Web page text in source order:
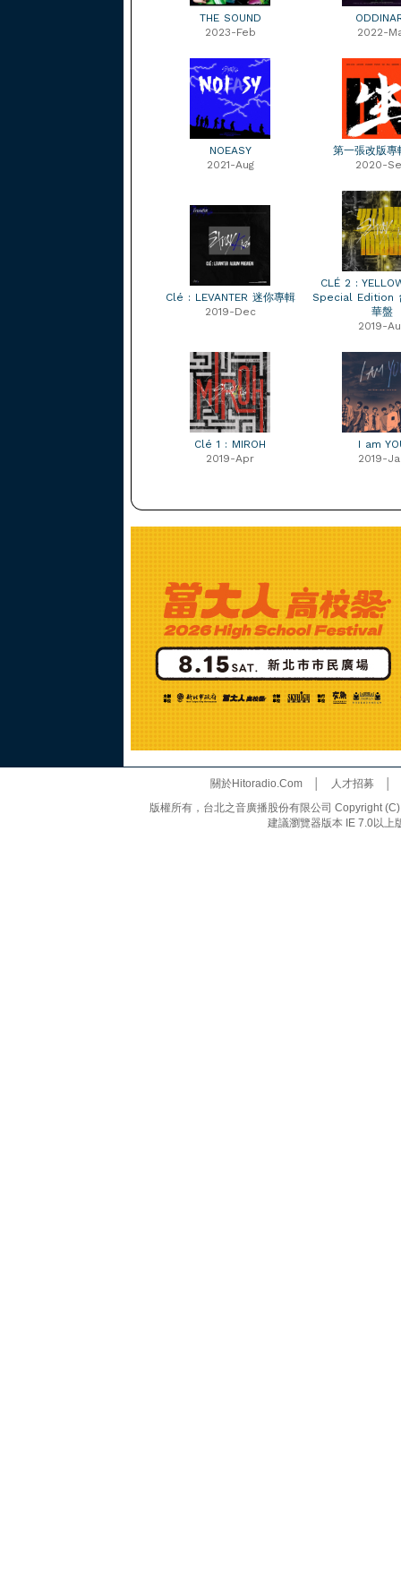
THE SOUND
2023-Feb
2022-
NOEASY
2021-Aug
第一張改版專
2020-
Clé : LEVANTER 迷你專輯
2019-Dec
CLÉ 2 :
Special Edition
華盤
2019-
Clé 1 : MIROH
2019-Apr
I am
2019-
關於Hitoradio.Com│ 人才招募
版權所有，台北之音廣播股份有限公司 Copyright
建議瀏覽器版本 IE 7.0以上